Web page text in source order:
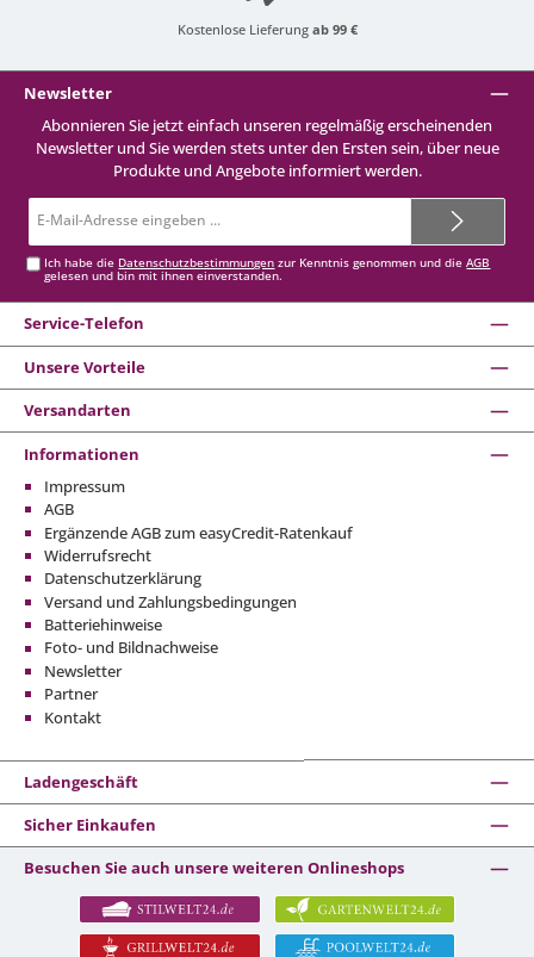
Kostenlose Lieferung ab 99 €
Newsletter
Abonnieren Sie jetzt einfach unseren regelmäßig erscheinenden
Newsletter und Sie werden stets unter den Ersten sein, über neue
Produkte und Angebote informiert werden.
Mail-
Ich habe die Datenschutzbestimmungen zur Kenntnis genommen und dieAGB
gelesen und bin mit ihnen einverstanden.
Service-Telefon
Unsere Vorteile
Versandarten
Informationen
Impressum
AGB
Ergänzende AGB zum easyCredit-Ratenkauf
Widerrufsrecht
Datenschutzerklärung
Versand und Zahlungsbedingungen
Batteriehinweise
Foto- und Bildnachweise
Newsletter
Partner
Kontakt
Ladengeschäft
Sicher Einkaufen
Besuchen Sie auch unsere weiteren Onlineshops